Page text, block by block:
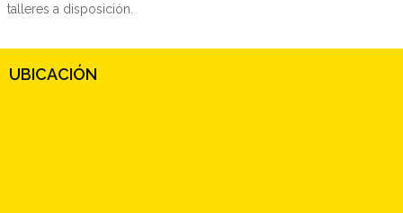
talleres a disposición.
UBICACIÓN